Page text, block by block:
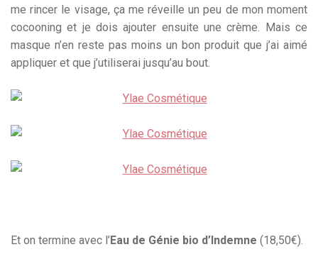
me rincer le visage, ça me réveille un peu de mon moment
cocooning et je dois ajouter ensuite une crème. Mais ce
masque n’en reste pas moins un bon produit que j’ai aimé
appliquer et que j’utiliserai jusqu’au bout.
Et on termine avec l’ Eau de Génie bio d’Indemne (18,50€).